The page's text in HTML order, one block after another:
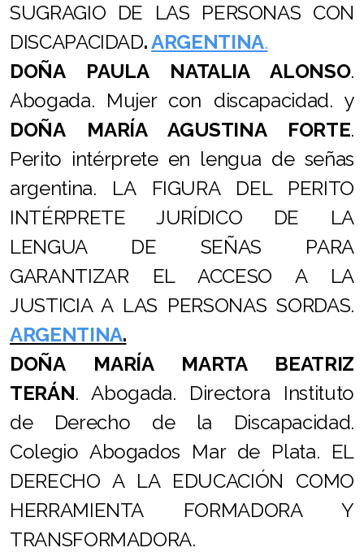
SUGRAGIO DE LAS PERSONAS CON
DISCAPACIDAD.ARGENTINA.
DOÑA PAULA NATALIA ALONSO.
Abogada. Mujer con discapacidad. y
DOÑA
MARÍA AGUSTINA FORTE.
Perito intérprete en lengua de señas
argentina. LA FIGURA DEL PERITO
INTÉRPRETE JURÍDICO DE LA
LENGUA DE SEÑAS PARA
GARANTIZAR EL ACCESO A LA
JUSTICIA A LAS PERSONAS SORDAS.
ARGENTINA.
DOÑA
MARÍA MARTA BEATRIZ
TERÁN. Abogada. Directora Instituto
de Derecho de la Discapacidad.
Colegio Abogados Mar de Plata. EL
DERECHO A LA EDUCACIÓN COMO
HERRAMIENTA FORMADORA Y
TRANSFORMADORA.